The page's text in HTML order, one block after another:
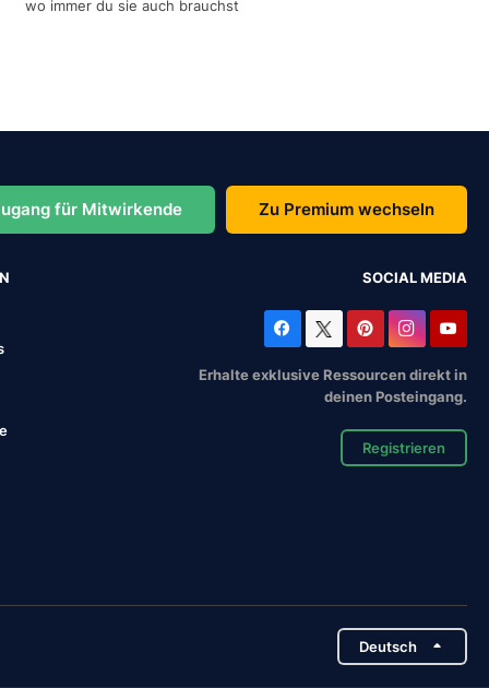
wo immer du sie auch brauchst
für Mitwirkende Zu Premium wechseln
SOCIAL MEDIA
Erhalte exklusive Ressourcen direkt in
deinen Posteingang.
Registrieren
Deutsch